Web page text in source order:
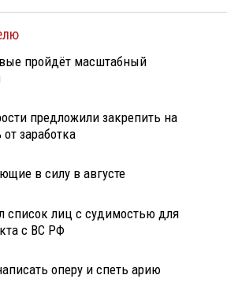
пройдёт масштабный
предложили закрепить на
заработка
в силу в августе
список лиц с судимостью для
с ВС РФ
оперу и спеть арию